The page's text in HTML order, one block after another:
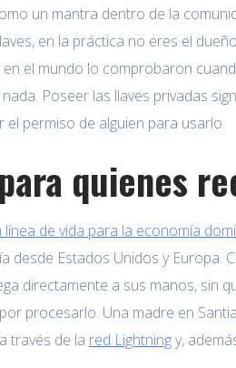
un mantra dentro de la
en la práctica no eres el
el mundo lo comprobaron
Poseer las llaves privadas
permiso de alguien para usarlo.
quienes
de vida para la economía
desde Estados Unidos y
directamente a sus manos, sin
procesarlo. Una madre en
través de la red Lightningy,